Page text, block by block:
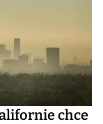
chce